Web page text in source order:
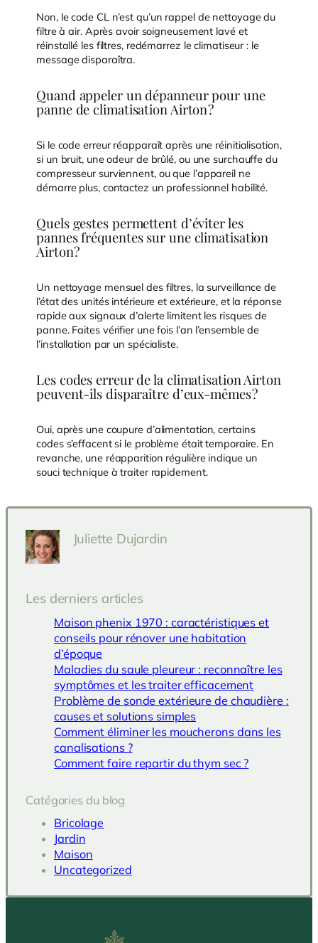
Non, le code CL n’est qu’un rappel de nettoyage du
filtre à air. Après avoir soigneusement lavé et
réinstallé les filtres, redémarrez le climatiseur : le
message disparaîtra.
Quand appeler un dépanneur pour une
panne de climatisation Airton ?
Si le code erreur réapparaît après une réinitialisation,
si un bruit, une odeur de brûlé, ou une surchauffe du
compresseur surviennent, ou que l’appareil ne
démarre plus, contactez un professionnel habilité.
Quels gestes permettent d’éviter les
pannes fréquentes sur une climatisation
Airton ?
Un nettoyage mensuel des filtres, la surveillance de
l’état des unités intérieure et extérieure, et la réponse
rapide aux signaux d’alerte limitent les risques de
panne. Faites vérifier une fois l’an l’ensemble de
l’installation par un spécialiste.
Les codes erreur de la climatisation Airton
peuvent-ils disparaître d’eux-mêmes ?
Oui, après une coupure d’alimentation, certains
codes s’effacent si le problème était temporaire. En
revanche, une réapparition régulière indique un
souci technique à traiter rapidement.
Juliette Dujardin
Les derniers articles
Maison phenix 1970 : caractéristiques et
conseils pour rénover une habitation
d’époque
Maladies du saule pleureur : reconnaître les
symptômes et les traiter efficacement
Problème de sonde extérieure de chaudière :
causes et solutions simples
Comment éliminer les moucherons dans les
canalisations ?
Comment faire repartir du thym sec ?
Catégories du blog
Bricolage
Jardin
Maison
Uncategorized